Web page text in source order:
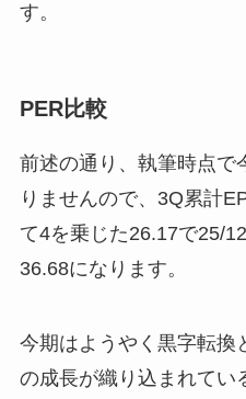
す。
PER比較
前述の通り、執筆時点で
りませんので、3Q累計
て4を乗じた26.17で25/
36.68になります。
今期はようやく黒字転換
の成長が織り込まれてい